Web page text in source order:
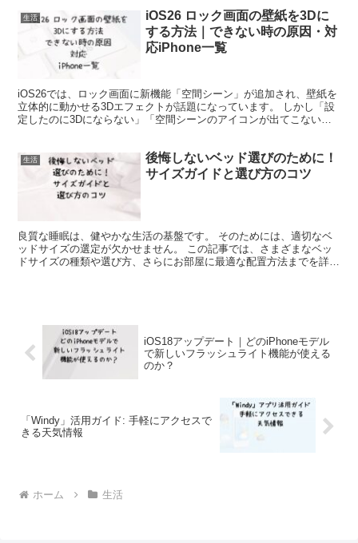
生活
iOS26 ロック画面の壁紙を3Dに
する方法｜できない時の原因・対
応iPhone一覧
iOS26では、ロック画面に新機能「空間シーン」が追加され、壁紙を
立体的に動かせる3Dエフェクトが話題になっています。 しかし「設
定したのに3Dにならない」「空間シーンのアイコンが出てこない」
生活
後悔しないベッド選びのために！
サイズガイドと選び方のコツ
良質な睡眠は、健やかな生活の基盤です。 そのためには、適切なベ
ッドサイズの選定が欠かせません。 この記事では、さまざまなベッ
ドサイズの種類や選び方、さらにお部屋に最適な配置方法までを詳し
iOS18アップデート｜どのiPhoneモデル
で新しいフラッシュライト機能が使える
のか？
「Windy」活用ガイド: 手軽にアクセスで
きる天気情報
ホーム 生活